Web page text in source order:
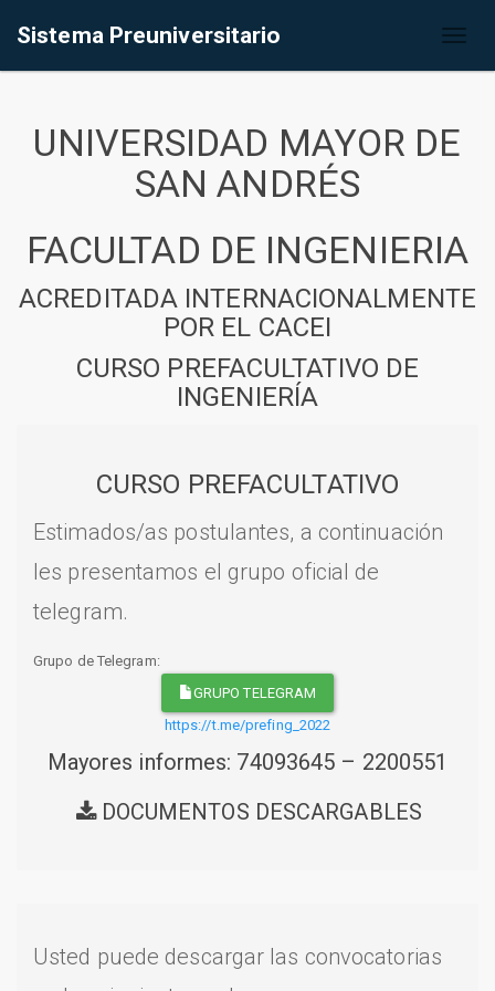
Sistema Preuniversitario
UNIVERSIDAD MAYOR DE
SAN ANDRÉS
FACULTAD DE INGENIERIA
ACREDITADA INTERNACIONALMENTE
POR EL CACEI
CURSO PREFACULTATIVO DE
INGENIERÍA
CURSO PREFACULTATIVO
Estimados/as postulantes, a continuación
les presentamos el grupo oficial de
telegram.
Grupo de Telegram:
GRUPO TELEGRAM
https://t.me/prefing_2022
Mayores informes: 74093645 – 2200551
DOCUMENTOS DESCARGABLES
Usted puede descargar las convocatorias